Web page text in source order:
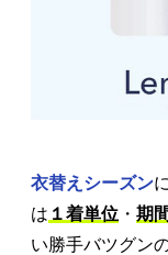
衣替えシーズン
は １着単位 ・ 期
い勝手バツグン